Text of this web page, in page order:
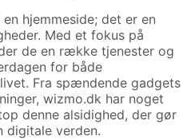
hjemmeside; det er en
Med et fokus på
de en række tjenester og
for både
Fra spændende gadgets
wizmo.dk har noget
denne alsidighed, der gør
digitale verden.